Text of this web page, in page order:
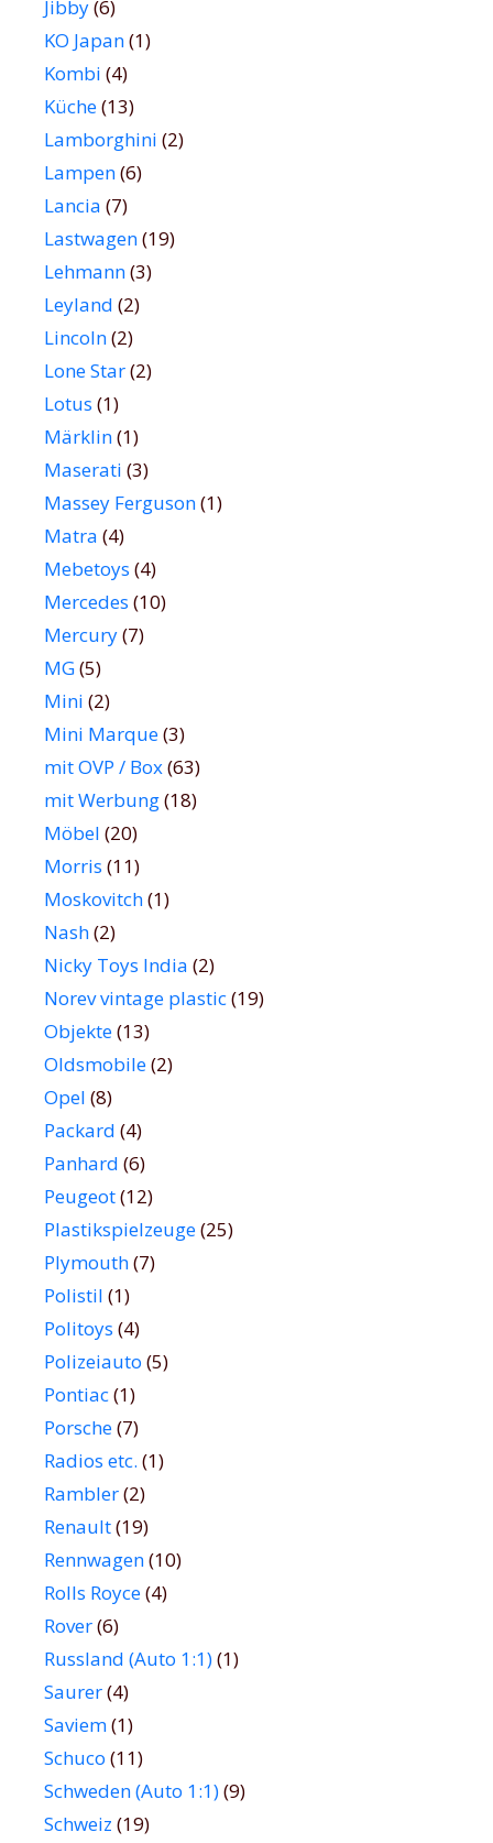
Jibby(6)
KO Japan(1)
Kombi (4)
Küche(13)
Lamborghini (2)
Lampen(6)
Lancia (7)
Lastwagen(19)
Lehmann(3)
Leyland (2)
Lincoln(2)
Lone Star(2)
Lotus (1)
Märklin(1)
Maserati (3)
Massey Ferguson(1)
Matra (4)
Mebetoys (4)
Mercedes (10)
Mercury(7)
MG(5)
Mini (2)
Mini Marque(3)
mit OVP / Box(63)
mit Werbung(18)
Möbel (20)
Morris (11)
Moskovitch(1)
Nash(2)
Nicky Toys India (2)
Norev vintage plastic(19)
Objekte(13)
Oldsmobile(2)
Opel (8)
Packard (4)
Panhard (6)
Peugeot(12)
Plastikspielzeuge(25)
Plymouth(7)
Polistil (1)
Politoys (4)
Polizeiauto (5)
Pontiac(1)
Porsche(7)
Radios etc. (1)
Rambler(2)
Renault(19)
Rennwagen(10)
Rolls Royce(4)
Rover(6)
Russland (Auto 1:1)(1)
Saurer(4)
Saviem(1)
Schuco (11)
Schweden (Auto 1:1)(9)
Schweiz (19)